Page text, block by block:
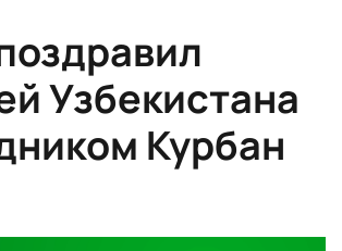
Узбекистана
Курбан